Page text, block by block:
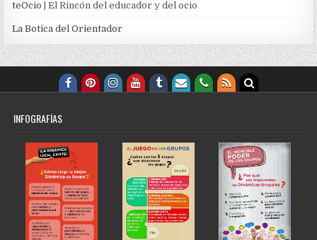
teOcio | El Rincón del educador y del ocio
La Botica del Orientador
INFOGRAFÍAS